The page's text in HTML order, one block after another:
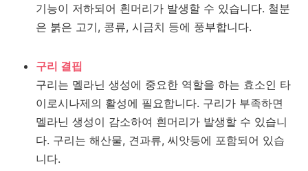
기능이 저하되어 흰머리가 발생할 수 있습니다. 철분
은 붉은 고기, 콩류, 시금치 등에 풍부합니다.
구리 결핍
구리는 멜라닌 생성에 중요한 역할을 하는 효소인 타
이로시나제의 활성에 필요합니다. 구리가 부족하면
멜라닌 생성이 감소하여 흰머리가 발생할 수 있습니
다. 구리는 해산물, 견과류, 씨앗등에 포함되어 있습
니다.